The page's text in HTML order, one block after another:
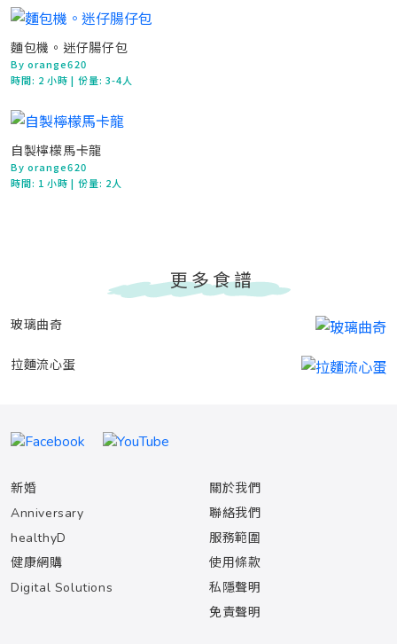
麵包機。迷仔腸仔包
By orange620
時間: 2 小時| 份量: 3-4人
自製檸檬馬卡龍
By orange620
時間: 1 小時| 份量: 2人
更多食譜
玻璃曲奇
拉麵流心蛋
新婚
Anniversary
healthyD
健康網購
Digital Solutions
關於我們
聯絡我們
服務範圍
使用條款
私隱聲明
免責聲明